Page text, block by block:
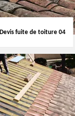
Devis fuite de toiture 04